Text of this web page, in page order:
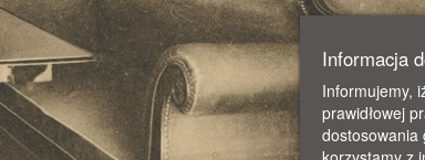
Informacja
Informujemy,
prawidłowej
dostosowania